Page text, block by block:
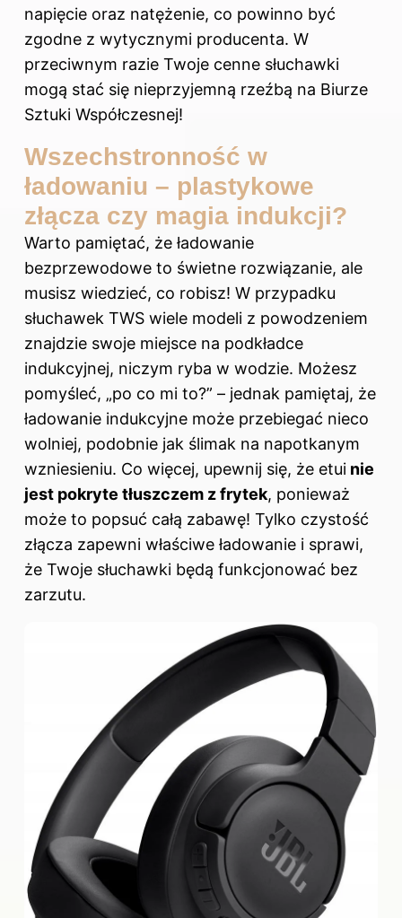
napięcie oraz natężenie, co powinno być
zgodne z wytycznymi producenta. W
przeciwnym razie Twoje cenne słuchawki
mogą stać się nieprzyjemną rzeźbą na Biurze
Sztuki Współczesnej!
Wszechstronność w
ładowaniu – plastykowe
złącza czy magia indukcji?
Warto pamiętać, że ładowanie
bezprzewodowe to świetne rozwiązanie, ale
musisz wiedzieć, co robisz! W przypadku
słuchawek TWS wiele modeli z powodzeniem
znajdzie swoje miejsce na podkładce
indukcyjnej, niczym ryba w wodzie. Możesz
pomyśleć, „po co mi to?” – jednak pamiętaj, że
ładowanie indukcyjne może przebiegać nieco
wolniej, podobnie jak ślimak na napotkanym
wzniesieniu. Co więcej, upewnij się, że etui nie
jest pokryte tłuszczem z frytek, ponieważ
może to popsuć całą zabawę! Tylko czystość
złącza zapewni właściwe ładowanie i sprawi,
że Twoje słuchawki będą funkcjonować bez
zarzutu.